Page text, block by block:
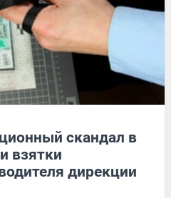
скандал в
взятки
дирекции